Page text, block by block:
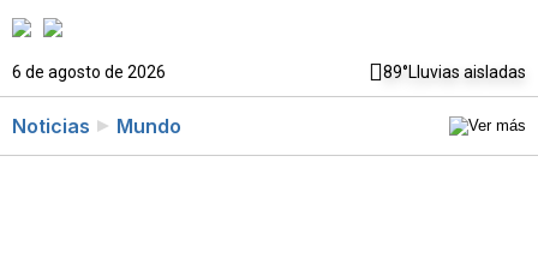
6 de agosto de 2026 89°Lluvias aisladas
Noticias Mundo